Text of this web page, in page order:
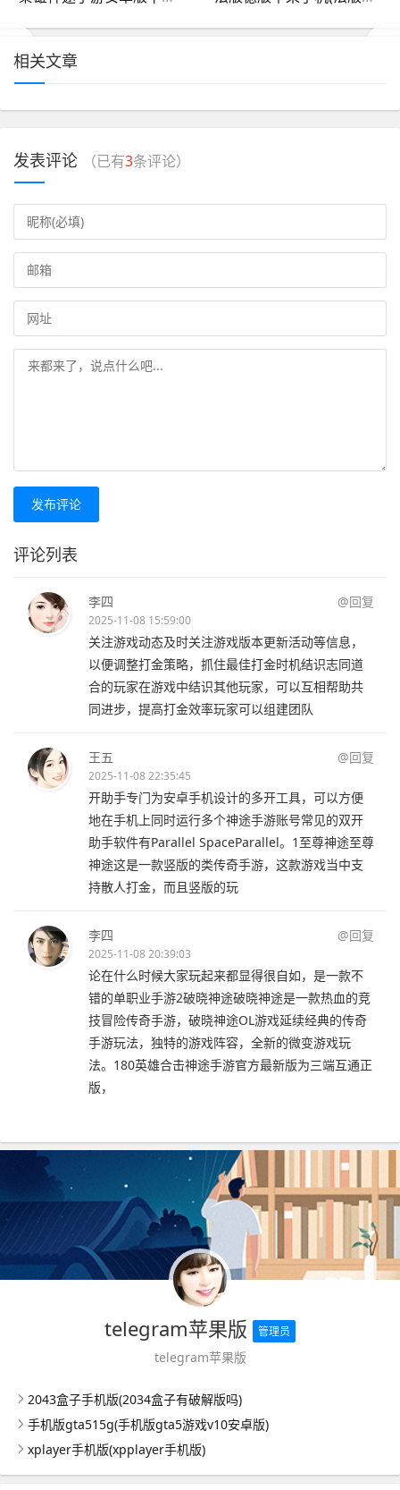
相关文章
发表评论 （已有3条评论）
发布评论
评论列表
李四 @回复
2025-11-08 15:59:00
关注游戏动态及时关注游戏版本更新活动等信息，
以便调整打金策略，抓住最佳打金时机结识志同道
合的玩家在游戏中结识其他玩家，可以互相帮助共
同进步，提高打金效率玩家可以组建团队
王五 @回复
2025-11-08 22:35:45
开助手专门为安卓手机设计的多开工具，可以方便
地在手机上同时运行多个神途手游账号常见的双开
助手软件有Parallel SpaceParallel。1至尊神途至尊
神途这是一款竖版的类传奇手游，这款游戏当中支
持散人打金，而且竖版的玩
李四 @回复
2025-11-08 20:39:03
论在什么时候大家玩起来都显得很自如，是一款不
错的单职业手游2破晓神途破晓神途是一款热血的竞
技冒险传奇手游，破晓神途OL游戏延续经典的传奇
手游玩法，独特的游戏阵容，全新的微变游戏玩
法。180英雄合击神途手游官方最新版为三端互通正
版，
telegram苹果版 管理员
telegram苹果版
2043盒子手机版(2034盒子有破解版吗)
手机版gta515g(手机版gta5游戏v10安卓版)
xplayer手机版(xpplayer手机版)